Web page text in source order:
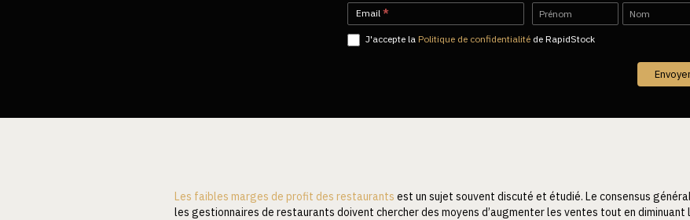
Newsletter-
FR
Email * Name Name
J'accepte la Politique de confidentialité de RapidStock
Les faibles marges de profit des restaurants est un sujet souvent discuté et étudié. Le consensus
les gestionnaires de restaurants doivent chercher des moyens d’augmenter les ventes tout en diminuant